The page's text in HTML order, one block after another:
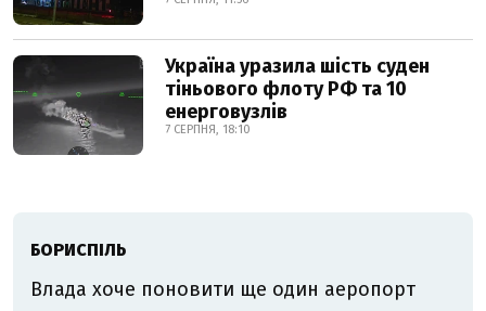
Україна уразила шість суден
тіньового флоту РФ та 10
енерговузлів
7 СЕРПНЯ, 18:10
БОРИСПІЛЬ
Влада хоче поновити ще один аеропорт